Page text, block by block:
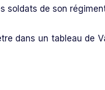
soldats de son
dans un tableau de